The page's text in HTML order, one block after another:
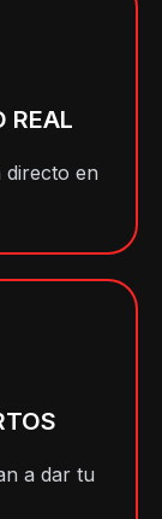
REAL
directo en
a dar tu